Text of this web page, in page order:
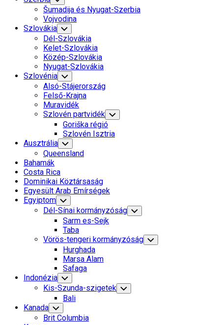
Child
Menu
Šumadija és Nyugat-Szerbia
Vojvodina
Szlovákia Toggle
Child
Menu
Dél-Szlovákia
Kelet-Szlovákia
Közép-Szlovákia
Nyugat-Szlovákia
Szlovénia Toggle
Child
Menu
Alsó-Stájerország
Felső-Krajna
Muravidék
Szlovén partvidék Toggle
Child
Menu
Goriška régió
Szlovén Isztria
Ausztrália Toggle
Child
Menu
Queensland
Bahamák
Costa Rica
Dominikai Köztársaság
Egyesült Arab Emírségek
Egyiptom Toggle
Child
Menu
Dél-Sínai kormányzóság Toggle
Child
Sarm es-Sejk
Taba
Vörös-tengeri kormányzóság Toggle
Child
Hurghada
Marsa Alam
Safaga
Indonézia Toggle
Child
Menu
Kis-Szunda-szigetek Toggle
Child
Bali
Kanada Toggle
Child
Menu
Brit Columbia